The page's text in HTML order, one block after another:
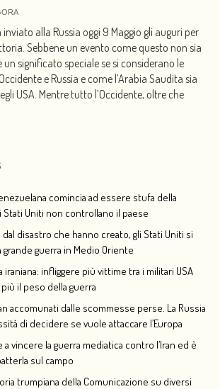
inviato alla Russia oggi 9 Maggio gli auguri per
Sebbene un evento come questo non sia
un significato speciale se si considerano le
e Russia e come l’Arabia Saudita sia
USA. Mentre tutto l’Occidente, oltre che
comincia ad essere stufa della
Stati Uniti non controllano il paese
disastro che hanno creato, gli Stati Uniti si
grande guerra in Medio Oriente
iraniana: infliggere più vittime tra i militari USA
il peso della guerra
accomunati dalle scommesse perse. La Russia
di decidere se vuole attaccare l’Europa
vincere la guerra mediatica contro l’Iran ed è
sul campo
trumpiana della Comunicazione su diversi